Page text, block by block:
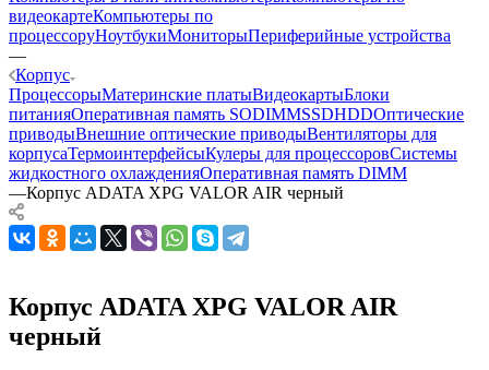
видеокартеКомпьютеры по
процессоруНоутбукиМониторыПериферийные устройства
—
Корпус
ПроцессорыМатеринские платыВидеокартыБлоки
питанияОперативная память SODIMMSSDHDDОптические
приводыВнешние оптические приводыВентиляторы для
корпусаТермоинтерфейсыКулеры для процессоровСистемы
жидкостного охлажденияОперативная память DIMM
—Корпус ADATA XPG VALOR AIR черный
Корпус ADATA XPG VALOR AIR
черный